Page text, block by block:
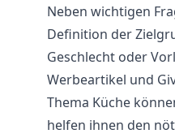
Neben wichtigen
Definition der
Geschlecht oder
Werbeartikel und
Thema Küche
helfen ihnen den